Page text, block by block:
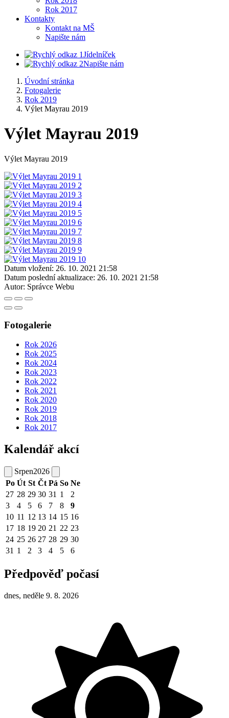
Rok 2017
Kontakty
Kontakt na MŠ
Napište nám
Jídelníček
Napište nám
Úvodní stránka
Fotogalerie
Rok 2019
Výlet Mayrau 2019
Výlet Mayrau 2019
Výlet Mayrau 2019
Datum vložení: 26. 10. 2021 21:58
Datum poslední aktualizace: 26. 10. 2021 21:58
Autor: Správce Webu
Fotogalerie
Rok 2026
Rok 2025
Rok 2024
Rok 2023
Rok 2022
Rok 2021
Rok 2020
Rok 2019
Rok 2018
Rok 2017
Kalendář akcí
Srpen2026
Po Út St Čt Pá So Ne
27 28 29 30 31 1
2
3
4 5 6 7 8
9
10 11 12 13 14 15 16
17 18 19 20 21 22 23
24 25 26 27 28 29 30
31 1 2 3 4 5 6
Předpověď počasí
dnes, neděle 9. 8. 2026